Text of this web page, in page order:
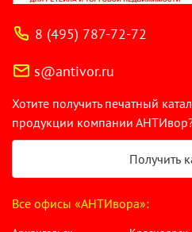
8 (495) 787-72-72
s@antivor.ru
Хотите получить печатный
продукции компании
Получить
Все офисы «АНТИвора»: